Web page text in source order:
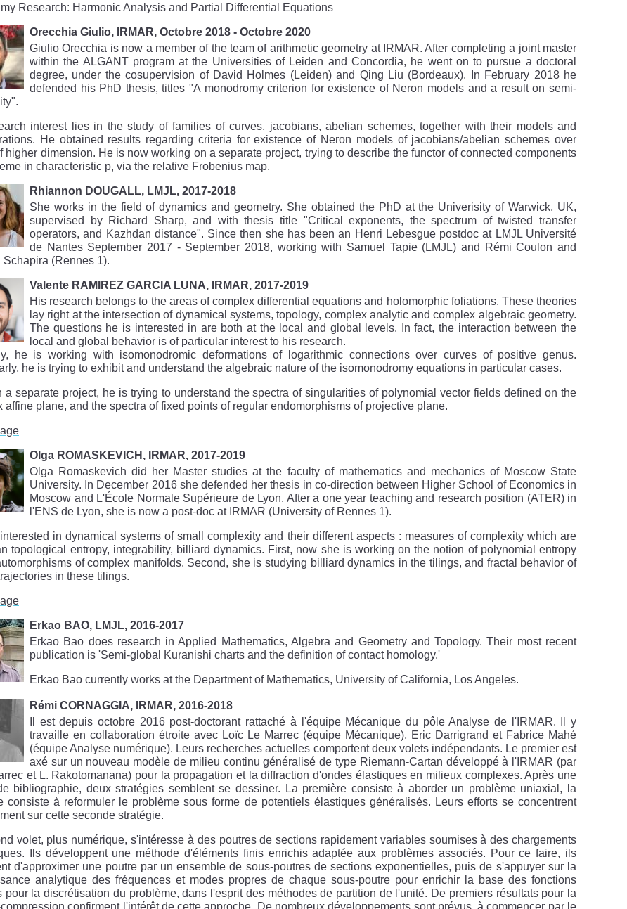
Research: Harmonic Analysis and Partial Differential Equations
Orecchia Giulio, IRMAR, Octobre 2018 - Octobre 2020
Giulio Orecchia is now a member of the team of arithmetic geometry at IRMAR. After completing a joint master
within the ALGANT program at the Universities of Leiden and Concordia, he went on to pursue a doctoral
degree, under the cosupervision of David Holmes (Leiden) and Qing Liu (Bordeaux). In February 2018 he
defended his PhD thesis, titles "A monodromy criterion for existence of Neron models and a result on semi-
interest lies in the study of families of curves, jacobians, abelian schemes, together with their models and
He obtained results regarding criteria for existence of Neron models of jacobians/abelian schemes over
higher dimension. He is now working on a separate project, trying to describe the functor of connected components
in characteristic p, via the relative Frobenius map.
Rhiannon DOUGALL, LMJL, 2017-2018
She works in the field of dynamics and geometry. She obtained the PhD at the Univerisity of Warwick, UK,
supervised by Richard Sharp, and with thesis title "Critical exponents, the spectrum of twisted transfer
operators, and Kazhdan distance". Since then she has been an Henri Lebesgue postdoc at LMJL Université
de Nantes September 2017 - September 2018, working with Samuel Tapie (LMJL) and Rémi Coulon and
Schapira (Rennes 1).
Valente RAMIREZ GARCIA LUNA, IRMAR, 2017-2019
His research belongs to the areas of complex differential equations and holomorphic foliations. These theories
lay right at the intersection of dynamical systems, topology, complex analytic and complex algebraic geometry.
The questions he is interested in are both at the local and global levels. In fact, the interaction between the
local and global behavior is of particular interest to his research.
he is working with isomonodromic deformations of logarithmic connections over curves of positive genus.
he is trying to exhibit and understand the algebraic nature of the isomonodromy equations in particular cases.
a separate project, he is trying to understand the spectra of singularities of polynomial vector fields defined on the
affine plane, and the spectra of fixed points of regular endomorphisms of projective plane.
Olga ROMASKEVICH, IRMAR, 2017-2019
Olga Romaskevich did her Master studies at the faculty of mathematics and mechanics of Moscow State
University. In December 2016 she defended her thesis in co-direction between Higher School of Economics in
Moscow and L'École Normale Supérieure de Lyon. After a one year teaching and research position (ATER) in
l'ENS de Lyon, she is now a post-doc at IRMAR (University of Rennes 1).
in dynamical systems of small complexity and their different aspects : measures of complexity which are
topological entropy, integrability, billiard dynamics. First, now she is working on the notion of polynomial entropy
of complex manifolds. Second, she is studying billiard dynamics in the tilings, and fractal behavior of
in these tilings.
Erkao BAO, LMJL, 2016-2017
Erkao Bao does research in Applied Mathematics, Algebra and Geometry and Topology. Their most recent
publication is 'Semi-global Kuranishi charts and the definition of contact homology.'
Erkao Bao currently works at the Department of Mathematics, University of California, Los Angeles.
Rémi CORNAGGIA, IRMAR, 2016-2018
Il est depuis octobre 2016 post-doctorant rattaché à l'équipe Mécanique du pôle Analyse de l'IRMAR. Il y
travaille en collaboration étroite avec Loïc Le Marrec (équipe Mécanique), Eric Darrigrand et Fabrice Mahé
(équipe Analyse numérique). Leurs recherches actuelles comportent deux volets indépendants. Le premier est
axé sur un nouveau modèle de milieu continu généralisé de type Riemann-Cartan développé à l'IRMAR (par
et L. Rakotomanana) pour la propagation et la diffraction d'ondes élastiques en milieux complexes. Après une
bibliographie, deux stratégies semblent se dessiner. La première consiste à aborder un problème uniaxial, la
consiste à reformuler le problème sous forme de potentiels élastiques généralisés. Leurs efforts se concentrent
sur cette seconde stratégie.
volet, plus numérique, s'intéresse à des poutres de sections rapidement variables soumises à des chargements
Ils développent une méthode d'éléments finis enrichis adaptée aux problèmes associés. Pour ce faire, ils
d'approximer une poutre par un ensemble de sous-poutres de sections exponentielles, puis de s'appuyer sur la
analytique des fréquences et modes propres de chaque sous-poutre pour enrichir la base des fonctions
pour la discrétisation du problème, dans l'esprit des méthodes de partition de l'unité. De premiers résultats pour la
confirment l'intérêt de cette approche. De nombreux développements sont prévus, à commencer par le